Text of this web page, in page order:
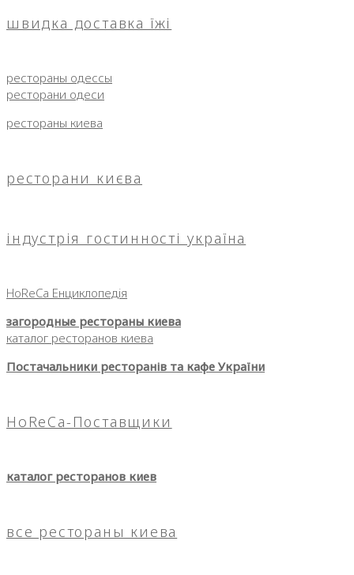
швидка доставка їжі
рестораны одессы
ресторани одеси
рестораны киева
ресторани києва
індустрія гостинності україна
HoReCa Енциклопедія
загородные рестораны киева
каталог ресторанов киева
Постачальники ресторанів та кафе України
HoReCa-Поставщики
каталог ресторанов киев
все рестораны киева